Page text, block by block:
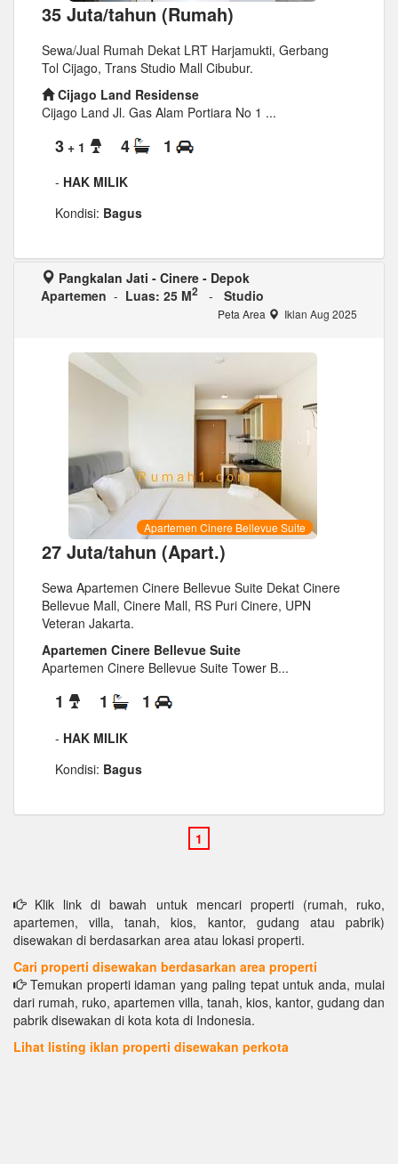
35 Juta/tahun (Rumah)
Sewa/Jual Rumah Dekat LRT Harjamukti, Gerbang
Tol Cijago, Trans Studio Mall Cibubur.
Cijago Land Residense
Cijago Land Jl. Gas Alam Portiara No 1 ...
3 + 1 4 1
- HAK MILIK
Kondisi: Bagus
Pangkalan Jati - Cinere - Depok
Apartemen - Luas: 25 M2 - Studio
Peta Area Iklan Aug 2025
Apartemen Cinere Bellevue Suite
27 Juta/tahun (Apart.)
Sewa Apartemen Cinere Bellevue Suite Dekat Cinere
Bellevue Mall, Cinere Mall, RS Puri Cinere, UPN
Veteran Jakarta.
Apartemen Cinere Bellevue Suite
Apartemen Cinere Bellevue Suite Tower B...
1 1 1
- HAK MILIK
Kondisi: Bagus
Klik link di bawah untuk mencari properti (rumah, ruko,
apartemen, villa, tanah, kios, kantor, gudang atau pabrik)
disewakan di berdasarkan area atau lokasi properti.
Cari properti disewakan berdasarkan area properti
Temukan properti idaman yang paling tepat untuk anda, mulai
dari rumah, ruko, apartemen villa, tanah, kios, kantor, gudang dan
pabrik disewakan di kota kota di Indonesia.
Lihat listing iklan properti disewakan perkota